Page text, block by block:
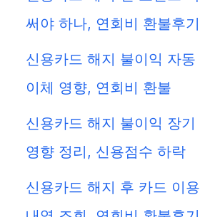
써야 하나, 연회비 환불후기
신용카드 해지 불이익 자동
이체 영향, 연회비 환불
신용카드 해지 불이익 장기
영향 정리, 신용점수 하락
신용카드 해지 후 카드 이용